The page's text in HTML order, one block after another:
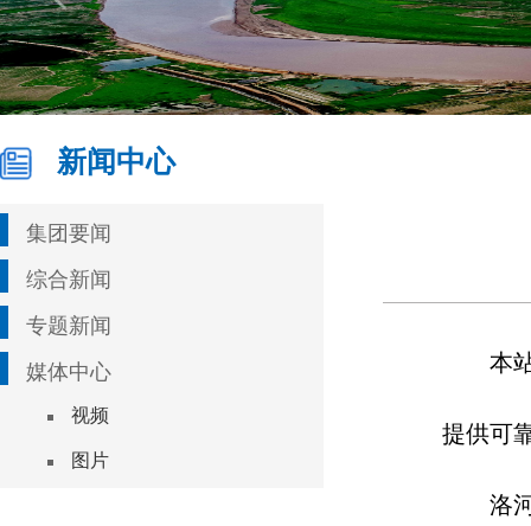
新闻中心
集团要闻
综合新闻
专题新闻
媒体中心
视频
图片
本
提供可
洛